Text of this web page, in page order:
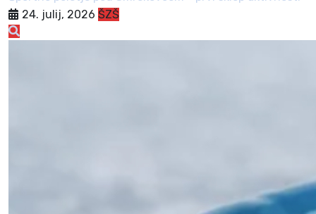
24. julij, 2026 ŠZŠ